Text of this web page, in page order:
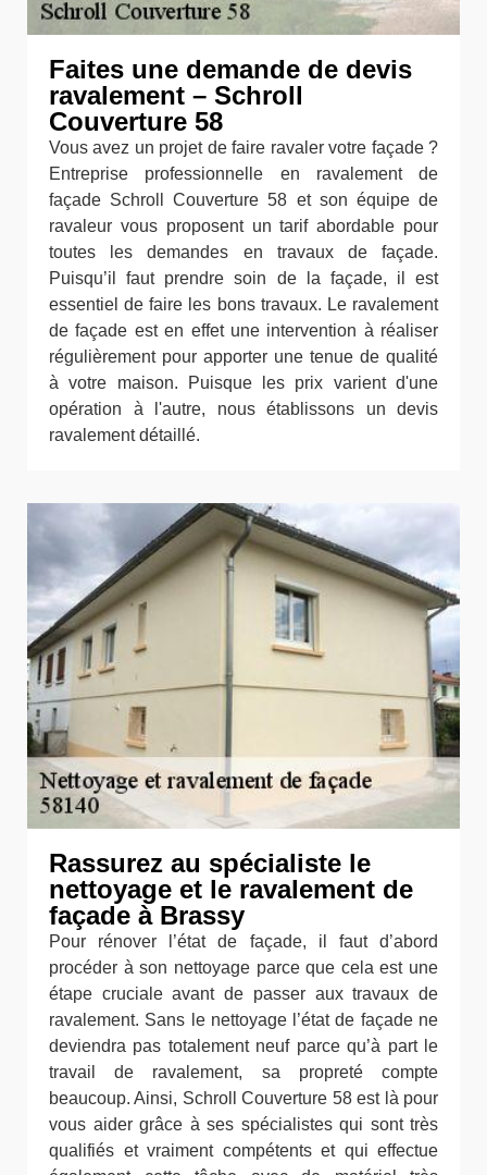
Faites une demande de devis
ravalement – Schroll
Couverture 58
Vous avez un projet de faire ravaler votre façade ?
Entreprise professionnelle en ravalement de
façade Schroll Couverture 58 et son équipe de
ravaleur vous proposent un tarif abordable pour
toutes les demandes en travaux de façade.
Puisqu’il faut prendre soin de la façade, il est
essentiel de faire les bons travaux. Le ravalement
de façade est en effet une intervention à réaliser
régulièrement pour apporter une tenue de qualité
à votre maison. Puisque les prix varient d'une
opération à l'autre, nous établissons un devis
ravalement détaillé.
Rassurez au spécialiste le
nettoyage et le ravalement de
façade à Brassy
Pour rénover l’état de façade, il faut d’abord
procéder à son nettoyage parce que cela est une
étape cruciale avant de passer aux travaux de
ravalement. Sans le nettoyage l’état de façade ne
deviendra pas totalement neuf parce qu’à part le
travail de ravalement, sa propreté compte
beaucoup. Ainsi, Schroll Couverture 58 est là pour
vous aider grâce à ses spécialistes qui sont très
qualifiés et vraiment compétents et qui effectue